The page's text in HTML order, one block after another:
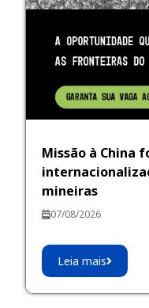
Missão à China
mineiras
07/08/2026
Leia mais